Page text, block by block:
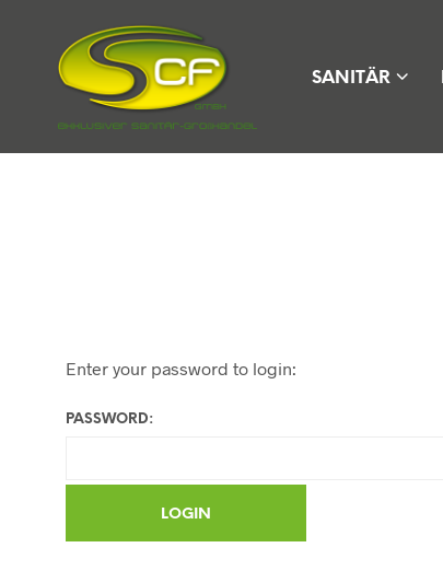
SANITÄR
Enter your password to login:
PASSWORD: